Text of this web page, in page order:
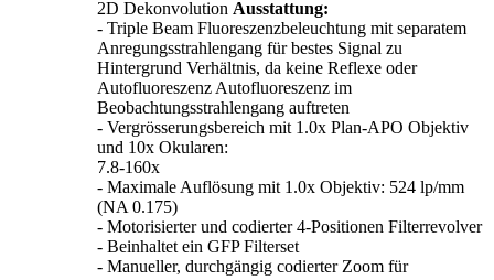
2D Dekonvolution Ausstattung:
- Triple Beam Fluoreszenzbeleuchtung mit separatem
Anregungsstrahlengang für bestes Signal zu
Hintergrund Verhältnis, da keine Reflexe oder
Autofluoreszenz Autofluoreszenz im
Beobachtungsstrahlengang auftreten
- Vergrösserungsbereich mit 1.0x Plan-APO Objektiv
und 10x Okularen:
7.8-160x
- Maximale Auflösung mit 1.0x Objektiv: 524 lp/mm
(NA 0.175)
- Motorisierter und codierter 4-Positionen Filterrevolver
- Beinhaltet ein GFP Filterset
- Manueller, durchgängig codierter Zoom für